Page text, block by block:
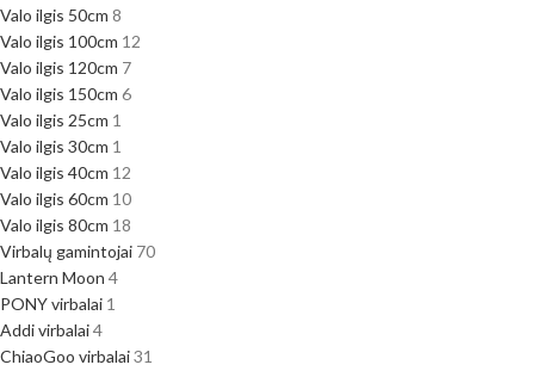
Valo ilgis 50cm 8
Valo ilgis 100cm 12
Valo ilgis 120cm 7
Valo ilgis 150cm 6
Valo ilgis 25cm 1
Valo ilgis 30cm 1
Valo ilgis 40cm 12
Valo ilgis 60cm 10
Valo ilgis 80cm 18
Virbalų gamintojai 70
Lantern Moon 4
PONY virbalai 1
Addi virbalai4
ChiaoGoo virbalai31